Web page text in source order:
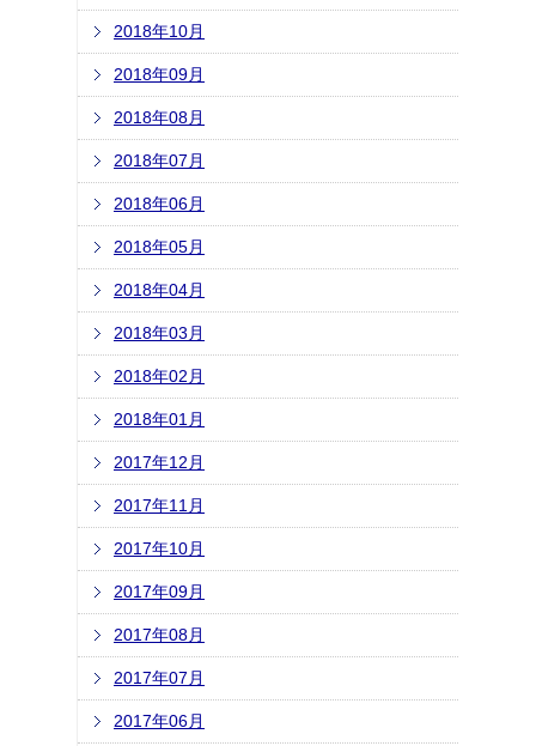
2018年10月
2018年09月
2018年08月
2018年07月
2018年06月
2018年05月
2018年04月
2018年03月
2018年02月
2018年01月
2017年12月
2017年11月
2017年10月
2017年09月
2017年08月
2017年07月
2017年06月